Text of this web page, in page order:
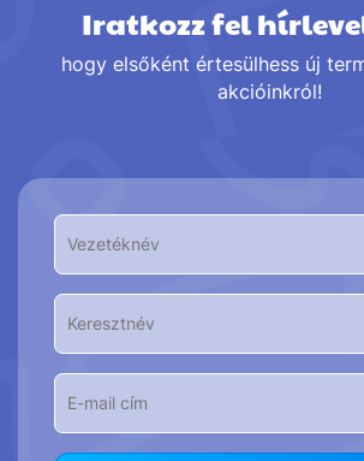
Iratkozz fel
hogy elsőként értesülhess új
akcióinkról!